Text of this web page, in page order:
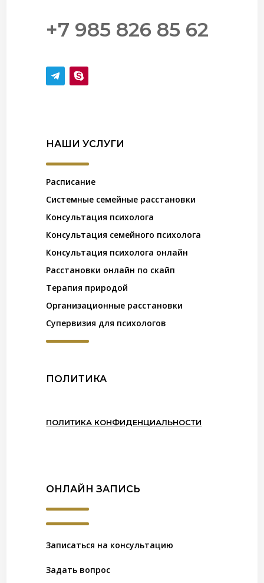
+7 985 826 85 62
НАШИ УСЛУГИ
Расписание
Системные семейные расстановки
Консультация психолога
Консультация семейного психолога
Консультация психолога онлайн
Расстановки онлайн по скайп
Терапия природой
Организационные расстановки
Супервизия для психологов
ПОЛИТИКА
ПОЛИТИКА КОНФИДЕНЦИАЛЬНОСТИ
ОНЛАЙН ЗАПИСЬ
Записаться на консультацию
Задать вопрос